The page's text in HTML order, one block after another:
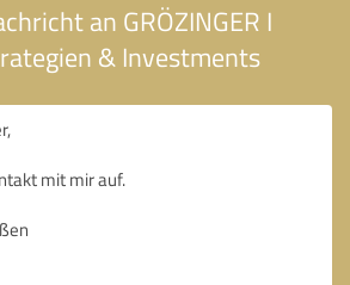
an GRÖZINGER I
& Investments